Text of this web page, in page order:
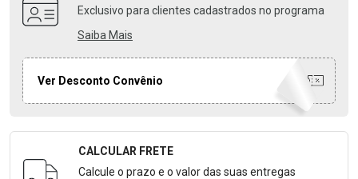
Exclusivo para clientes cadastrados no programa
Saiba Mais
Ver Desconto Convênio
Formulário para Calcular o Frete
CALCULAR FRETE
Calcule o prazo e o valor das suas entregas